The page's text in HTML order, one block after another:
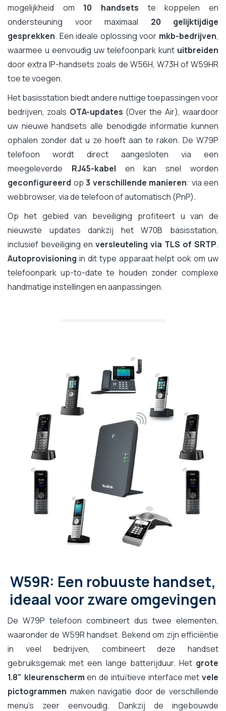
mogelijkheid om 10 handsets te koppelen en
ondersteuning voor maximaal 20 gelijktijdige
gesprekken. Een ideale oplossing voor mkb-bedrijven,
waarmee u eenvoudig uw telefoonpark kunt uitbreiden
door extra IP-handsets zoals de W56H, W73H of W59HR
toe te voegen.
Het basisstation biedt andere nuttige toepassingen voor
bedrijven, zoals OTA-updates (Over the Air), waardoor
uw nieuwe handsets alle benodigde informatie kunnen
ophalen zonder dat u ze hoeft aan te raken. De W79P
telefoon wordt direct aangesloten via een
meegeleverde RJ45-kabel en kan snel worden
geconfigureerd op 3 verschillende manieren: via een
webbrowser, via de telefoon of automatisch (PnP).
Op het gebied van beveiliging profiteert u van de
nieuwste updates dankzij het W70B basisstation,
inclusief beveiliging en versleuteling via TLS of SRTP.
Autoprovisioning in dit type apparaat helpt ook om uw
telefoonpark up-to-date te houden zonder complexe
handmatige instellingen en aanpassingen.
W59R: Een robuuste handset,
ideaal voor zware omgevingen
De W79P telefoon combineert dus twee elementen,
waaronder de W59R handset. Bekend om zijn efficiëntie
in veel bedrijven, combineert deze handset
gebruiksgemak met een lange batterijduur. Het grote
1.8" kleurenscherm en de intuïtieve interface metvele
pictogrammen maken navigatie door de verschillende
menu's zeer eenvoudig. Dankzij de ingebouwde